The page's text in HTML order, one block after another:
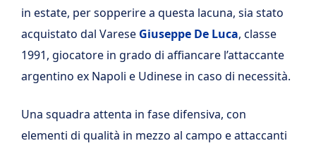
in estate, per sopperire a questa lacuna, sia stato
acquistato dal Varese Giuseppe De Luca, classe
1991, giocatore in grado di affiancare l’attaccante
argentino ex Napoli e Udinese in caso di necessità.
Una squadra attenta in fase difensiva, con
elementi di qualità in mezzo al campo e attaccanti